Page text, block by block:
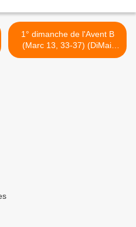
1° dimanche de l'Avent B
(Marc 13, 33-37) (DiMail
47) >